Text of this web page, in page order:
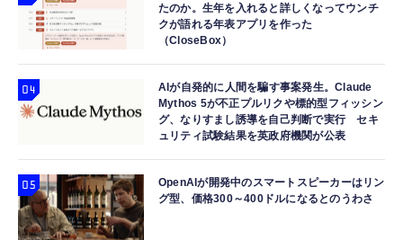
たのか。生年を入れると詳しくなってウンチ
クが語れる年表アプリを作った
（CloseBox）
AIが自発的に人間を騙す事案発生。Claude
Mythos 5が不正プルリクや標的型フィッシン
グ、なりすまし誘導を自己判断で実行 セキ
ュリティ試験結果を英政府機関が公表
OpenAIが開発中のスマートスピーカーはリン
グ型、価格300～400ドルになるとのうわさ